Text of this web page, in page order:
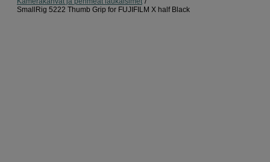
SmallRig 5222 Thumb Grip for FUJIFILM X half Black